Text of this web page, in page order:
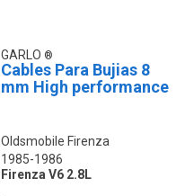
GARLO
Cables Para Bujias 8
mm High performance
Oldsmobile Firenza
1985-1986
Firenza V6 2.8L